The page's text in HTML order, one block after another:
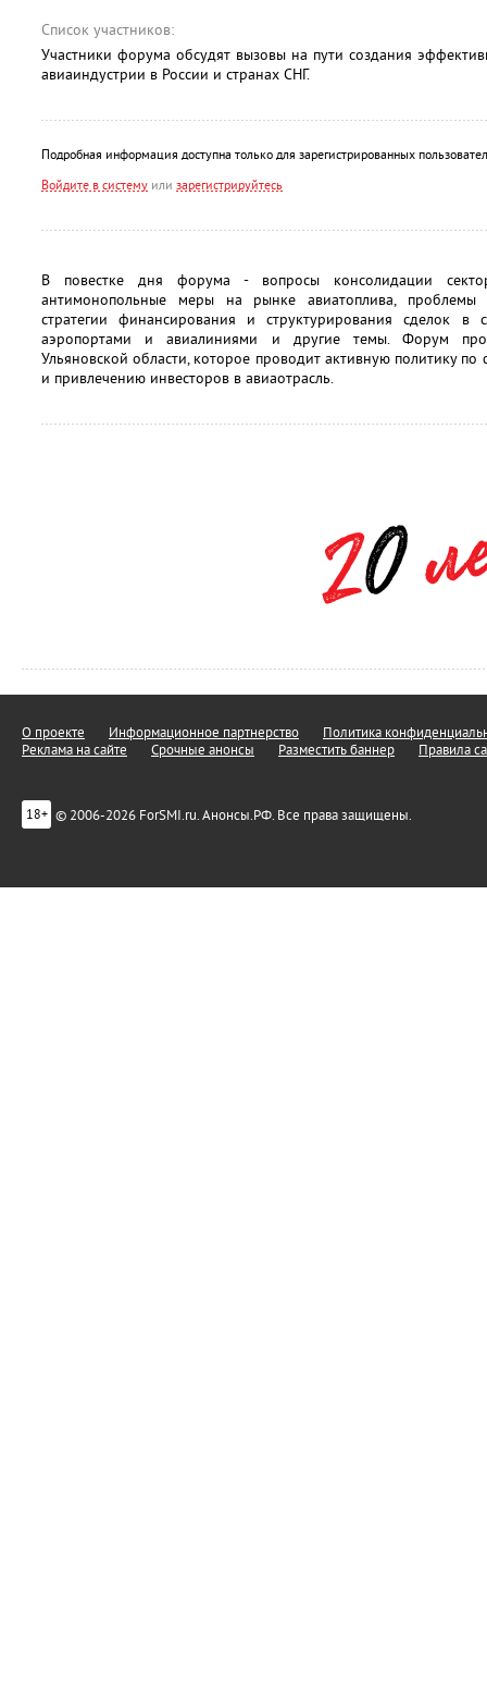
Список участников:
Участники форума обсудят вызовы на пути создания
авиаиндустрии в России и странах СНГ.
Подробная информация доступна только для зарегистрированных
Войдите в систему или зарегистрируйтесь
В повестке дня форума - вопросы консолидации
антимонопольные меры на рынке авиатоплива, проблемы
стратегии финансирования и структурирования сделок в
аэропортами и авиалиниями и другие темы. Форум
Ульяновской области, которое проводит активную политику
и привлечению инвесторов в авиаотрасль.
О проекте Информационное партнерство
Политика
Реклама на сайте
Срочные анонсы Разместить баннер Правила
18+ © 2006-2026 ForSMI.ru. Анонсы.РФ. Все права защищены.